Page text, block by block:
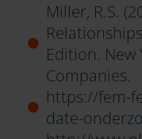
Miller, R.S.
Edition. New
Companies.
https://fem-
date-